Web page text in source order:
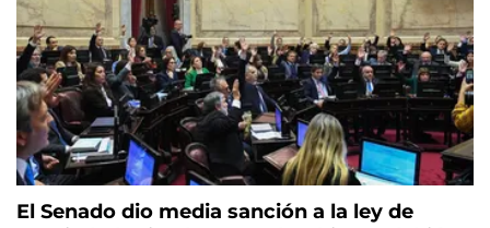
El Senado dio media sanción a la ley de